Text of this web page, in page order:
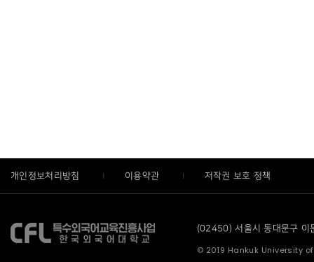
개인정보처리방침 이용약관 저작권 보호 정책
(02450) 서울시 동대문구
© 2019 Hankuk University